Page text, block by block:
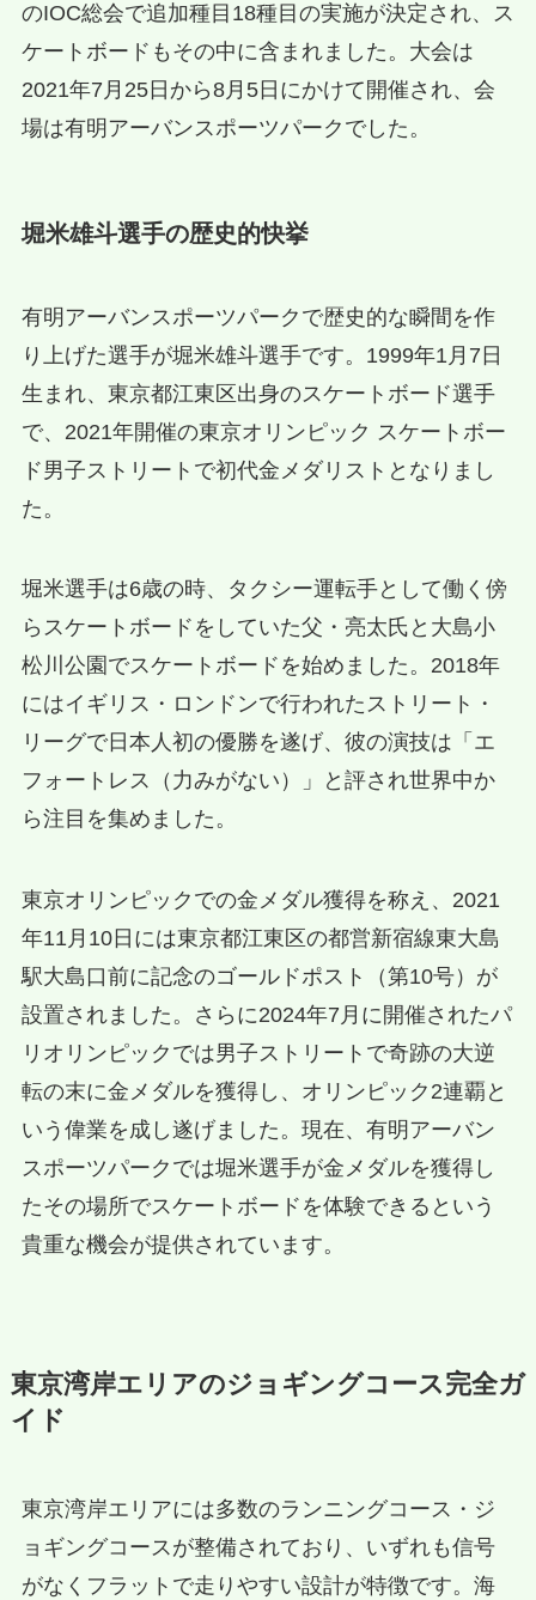
のIOC総会で追加種目18種目の実施が決定され、ス
ケートボードもその中に含まれました。大会は
2021年7月25日から8月5日にかけて開催され、会
場は有明アーバンスポーツパークでした。
堀米雄斗選手の歴史的快挙
有明アーバンスポーツパークで歴史的な瞬間を作
り上げた選手が堀米雄斗選手です。1999年1月7日
生まれ、東京都江東区出身のスケートボード選手
で、2021年開催の東京オリンピック スケートボー
ド男子ストリートで初代金メダリストとなりまし
た。
堀米選手は6歳の時、タクシー運転手として働く傍
らスケートボードをしていた父・亮太氏と大島小
松川公園でスケートボードを始めました。2018年
にはイギリス・ロンドンで行われたストリート・
リーグで日本人初の優勝を遂げ、彼の演技は「エ
フォートレス（力みがない）」と評され世界中か
ら注目を集めました。
東京オリンピックでの金メダル獲得を称え、2021
年11月10日には東京都江東区の都営新宿線東大島
駅大島口前に記念のゴールドポスト（第10号）が
設置されました。さらに2024年7月に開催されたパ
リオリンピックでは男子ストリートで奇跡の大逆
転の末に金メダルを獲得し、オリンピック2連覇と
いう偉業を成し遂げました。現在、有明アーバン
スポーツパークでは堀米選手が金メダルを獲得し
たその場所でスケートボードを体験できるという
貴重な機会が提供されています。
東京湾岸エリアのジョギングコース完全ガ
イド
東京湾岸エリアには多数のランニングコース・ジ
ョギングコースが整備されており、いずれも信号
がなくフラットで走りやすい設計が特徴です。海